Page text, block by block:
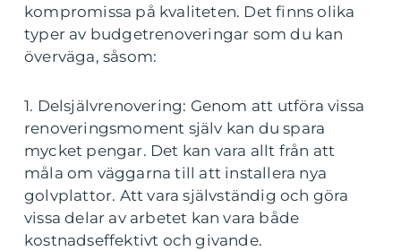
kompromissa på kvaliteten. Det finns olika
typer av budgetrenoveringar som du kan
överväga, såsom:
1. Delsjälvrenovering: Genom att utföra vissa
renoveringsmoment själv kan du spara
mycket pengar. Det kan vara allt från att
måla om väggarna till att installera nya
golvplattor. Att vara självständig och göra
vissa delar av arbetet kan vara både
kostnadseffektivt och givande.